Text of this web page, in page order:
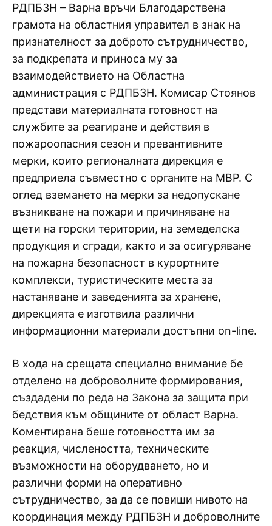
РДПБЗН – Варна връчи Благодарствена
грамота на областния управител в знак на
признателност за доброто сътрудничество,
за подкрепата и приноса му за
взаимодействието на Областна
администрация с РДПБЗН. Комисар Стоянов
представи материалната готовност на
службите за реагиране и действия в
пожароопасния сезон и превантивните
мерки, които регионалната дирекция е
предприела съвместно с органите на МВР. С
оглед вземането на мерки за недопускане
възникване на пожари и причиняване на
щети на горски територии, на земеделска
продукция и сгради, както и за осигуряване
на пожарна безопасност в курортните
комплекси, туристическите места за
настаняване и заведенията за хранене,
дирекцията е изготвила различни
информационни материали достъпни on-line.
В хода на срещата специално внимание бе
отделено на доброволните формирования,
създадени по реда на Закона за защита при
бедствия към общините от област Варна.
Коментирана беше готовността им за
реакция, числеността, техническите
възможности на оборудването, но и
различни форми на оперативно
сътрудничество, за да се повиши нивото на
координация между РДПБЗН и доброволните